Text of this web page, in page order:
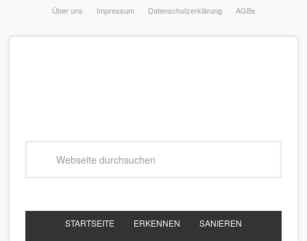
Über uns Impressum Datenschutzerklärung AGBs
STARTSEITE ERKENNEN SANIEREN